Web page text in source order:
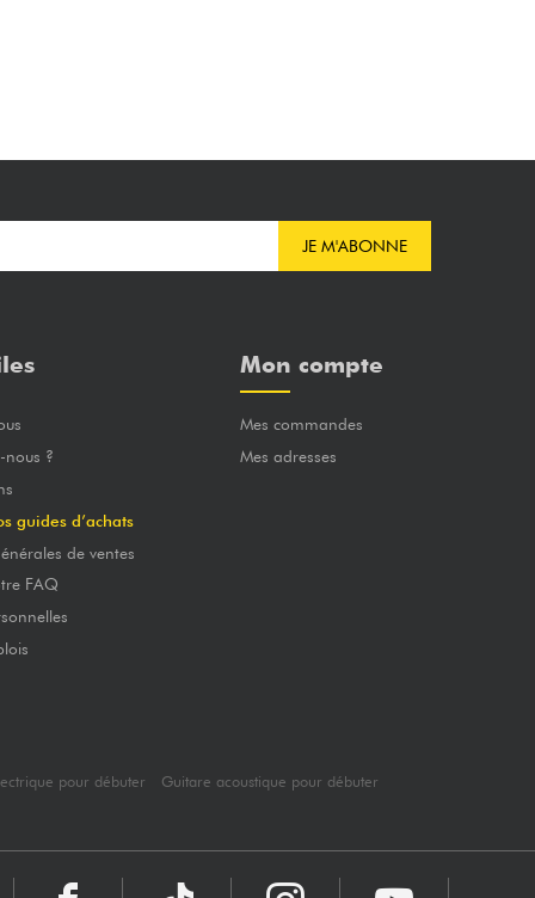
JE M'ABONNE
nous ?
guides d’achats
de ventes
FAQ
Mon compte
Mes commandes
Mes adresses
pour débuter Guitare acoustique pour débuter